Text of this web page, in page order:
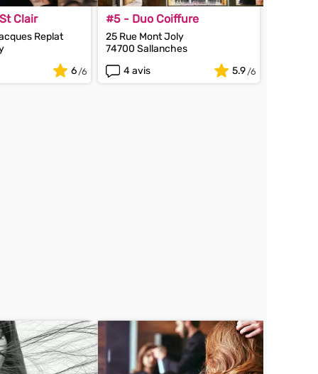
Clair
Replat
6
#5 - Duo Coiffure
25 Rue Mont Joly
74700 Sallanches
4 avis
5.9